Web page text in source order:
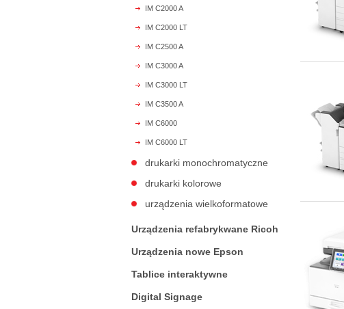
IM C2000 A
IM C2000 LT
IM C2500 A
IM C3000 A
IM C3000 LT
IM C3500 A
IM C6000
IM C6000 LT
drukarki monochromatyczne
drukarki kolorowe
urządzenia wielkoformatowe
Urządzenia refabrykwane Ricoh
Urządzenia nowe Epson
Tablice interaktywne
Digital Signage